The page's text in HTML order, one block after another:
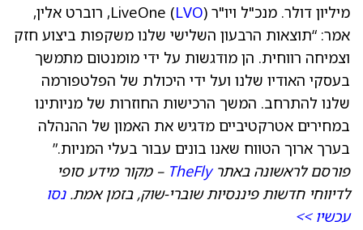
מיליון דולר. מנכ"ל ויו"ר LiveOne ( LVO
), רוברט אלין,
אמר: “תוצאות הרבעון השלישי שלנו משקפות ביצוע חזק
וצמיחה רווחית. הן מודגשות על ידי מומנטום מתמשך
בעסקי האודיו שלנו ועל ידי היכולת של הפלטפורמה
שלנו להתרחב. המשך הרכישות החוזרות של מניותינו
במחירים אטרקטיביים מדגיש את האמון של ההנהלה
בערך ארוך הטווח שאנו בונים עבור בעלי המניות.”
פורסם לראשונה באתרTheFly – מקור מידע סופי
לדיווחי חדשות פיננסיות שוברי-שוק, בזמן אמת.נסו
עכשיו >>